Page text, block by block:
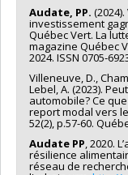
Audate, PP.
investissement
Québec Vert. La
magazine Québec
2024. ISSN
Villeneuve, D.,
Lebel, A. (2023).
automobile? Ce
report modal vers
52(2), p.57-60.
Audate PP, 2020.
résilience
réseau de